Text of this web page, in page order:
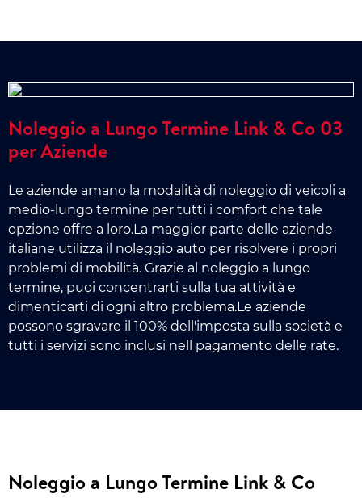
Noleggio a Lungo Termine Link & Co 03
per Aziende
Le aziende amano la modalità di noleggio di veicoli a
medio-lungo termine per tutti i comfort che tale
opzione offre a loro.La maggior parte delle aziende
italiane utilizza il noleggio auto per risolvere i propri
problemi di mobilità. Grazie al noleggio a lungo
termine, puoi concentrarti sulla tua attività e
dimenticarti di ogni altro problema.Le aziende
possono sgravare il 100% dell'imposta sulla società e
tutti i servizi sono inclusi nell pagamento delle rate.
Noleggio a Lungo Termine Link & Co